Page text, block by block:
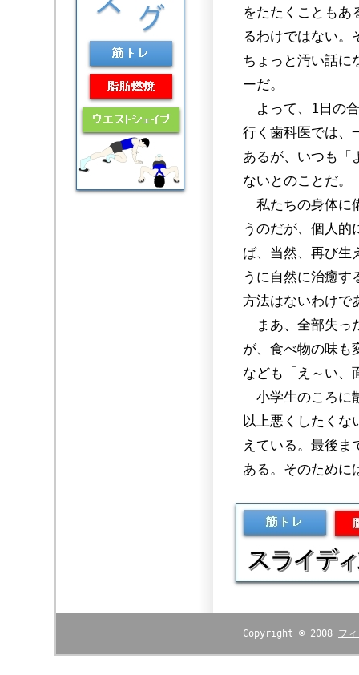
をたたくこともあ
るわけではない。
ちょっと汚い話に
ーだ。
よって、1日の
行く歯科医では、
あるが、いつも「
ないとのことだ。
私たちの身体に
うのだが、個人的
ば、当然、再び生
うに自然に治癒す
方法はないわけで
まあ、全部失っ
が、食べ物の味も
なども「え～い、
小学生のころに
以上悪くしたくな
えている。最後ま
ある。そのために
Copyright © 2008 フ